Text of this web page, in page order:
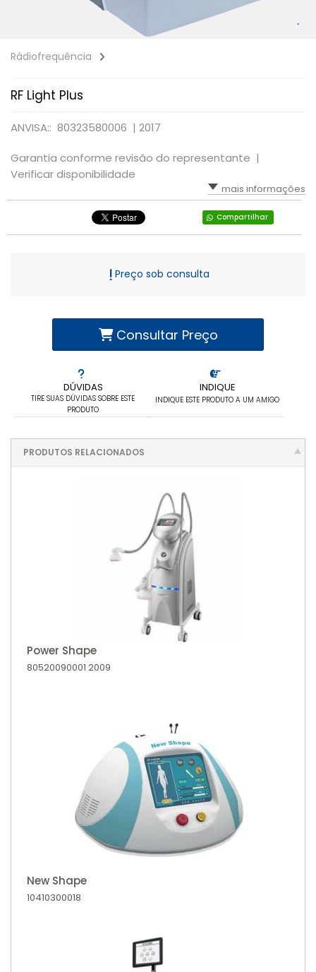
Rádiofrequência
RF Light Plus
ANVISA:: 80323580006 | 2017
Garantia conforme revisão do representante |
Verificar disponibilidade
mais informações
Compartilhar
DÚVIDAS
TIRE SUAS DÚVIDAS SOBRE ESTE
PRODUTO
INDIQUE
INDIQUE ESTE PRODUTO A UM AMIGO
Preço sob consulta
Consultar Preço
PRODUTOS RELACIONADOS
Power Shape
80520090001 2009
New Shape
10410300018